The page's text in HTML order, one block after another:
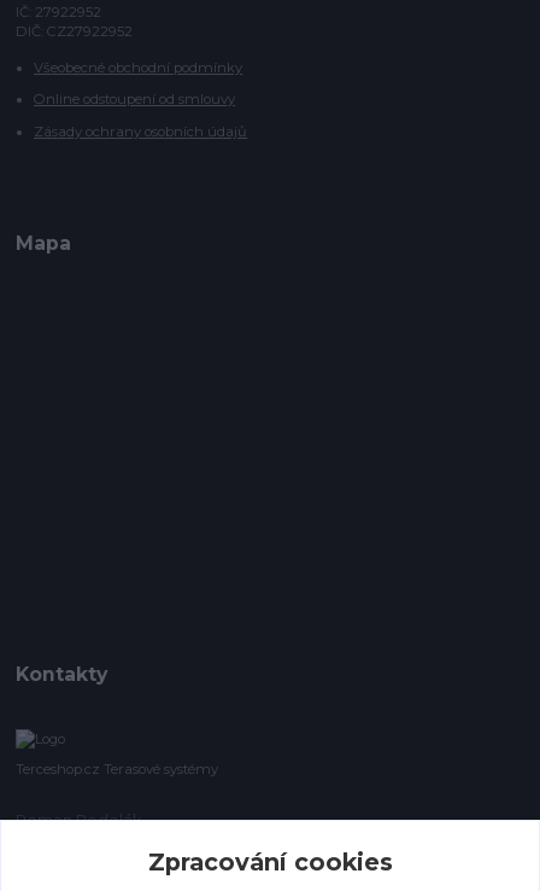
IČ: 27922952
DIČ: CZ27922952
Všeobecné obchodní podmínky
Online odstoupení od smlouvy
Zásady ochrany osobních údajů
Mapa
Kontakty
Terceshop.cz Terasové systémy
Roman Podolák
Zpracování cookies